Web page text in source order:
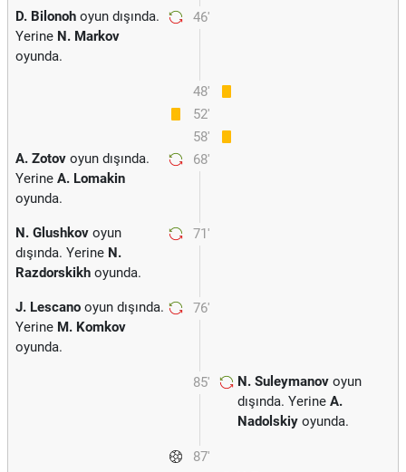
46'
D. Bilonoh oyun dışında.
Yerine N. Markov
oyunda.
48'
52'
58'
68'
A. Zotov oyun dışında.
Yerine A. Lomakin
oyunda.
71'
N. Glushkov oyun
dışında. Yerine N.
Razdorskikh oyunda.
76'
J. Lescano oyun dışında.
Yerine M. Komkov
oyunda.
85' N. Suleymanov oyun
dışında. Yerine A.
Nadolskiy oyunda.
87'